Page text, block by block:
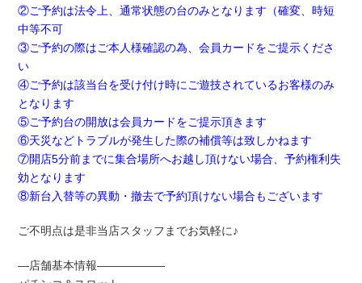
②ご予約は法令上、通常状態の台のみとなります（確変、時短
中等不可
③ご予約の際はご本人様確認の為、会員カードをご提示くださ
い
④ご予約は該当台を受け付け時にご遊技されているお客様のみ
となります
⑤ご予約台の開放は会員カードをご提示頂きます
⑥天災などトラブルが発生した際の補償等は致しかねます
⑦開店5分前までに集合場所へお越し頂けない場合、予約権利失
効となります
⑧新台入替等の異動・撤去で予約頂けない場合もございます
ご不明点は是非当店スタッフまでお気軽に♪
―店舗基本情報――――――